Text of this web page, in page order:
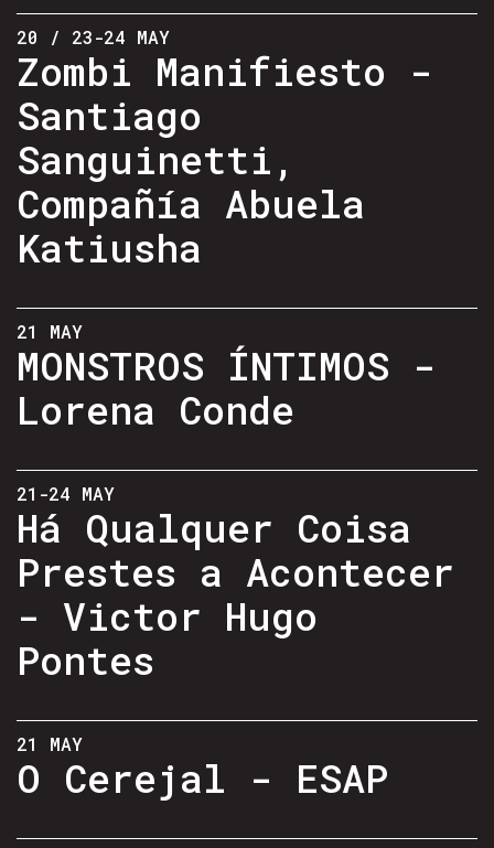
20 / 23-24 MAY
Zombi Manifiesto -
Santiago
Sanguinetti,
Compañía Abuela
Katiusha
21 MAY
MONSTROS ÍNTIMOS -
Lorena Conde
21-24 MAY
Há Qualquer Coisa
Prestes a Acontecer
- Victor Hugo
Pontes
21 MAY
O Cerejal - ESAP